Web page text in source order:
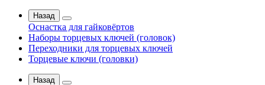
Назад
Оснастка для гайковёртов
Наборы торцевых ключей (головок)
Переходники для торцевых ключей
Торцевые ключи (головки)
Назад